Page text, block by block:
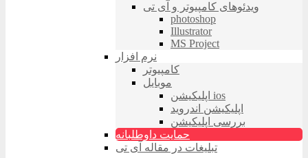
ویدئوهای کامپیوتر و آی تی
photoshop
Illustrator
MS Project
نرم افزار
کامپیوتر
موبایل
اپلیکیشن ios
اپلیکیشن اندروید
بررسی اپلیکیشن
حمایت داوطلبانه
تبلیغات در مقاله آی تی